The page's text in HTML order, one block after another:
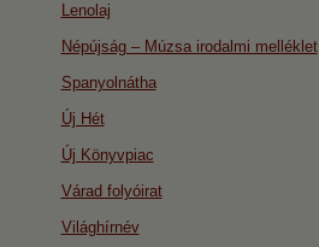
Lenolaj
Népújság – Múzsa irodalmi melléklet
Spanyolnátha
Új Hét
Új Könyvpiac
Várad folyóirat
Világhírnév